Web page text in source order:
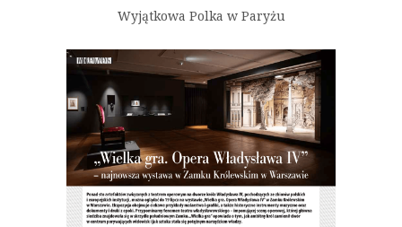
Wyjątkowa Polka w Paryżu